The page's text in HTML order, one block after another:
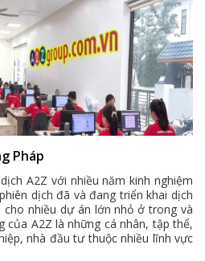
Pháp
A2Z với nhiều năm kinh nghiệm
dịch đã và đang triển khai dịch
cho nhiều dự án lớn nhỏ ở trong và
của A2Z là những cá nhân, tập thể,
nhà đầu tư thuộc nhiều lĩnh vực